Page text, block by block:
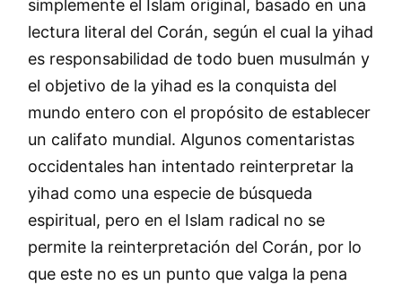
simplemente el Islam original, basado en una
lectura literal del Corán, según el cual la yihad
es responsabilidad de todo buen musulmán y
el objetivo de la yihad es la conquista del
mundo entero con el propósito de establecer
un califato mundial. Algunos comentaristas
occidentales han intentado reinterpretar la
yihad como una especie de búsqueda
espiritual, pero en el Islam radical no se
permite la reinterpretación del Corán, por lo
que este no es un punto que valga la pena